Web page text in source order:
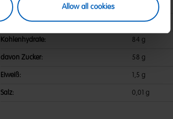
Allow all cookies
Fett:
davon gesättigte Fettsäuren: 4 g
Kohlenhydrate: 84 g
davon Zucker: 58 g
Eiweiß: 1,5 g
Salz: 0,01 g